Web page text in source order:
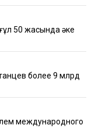
50 жасында әке
более 9 млрд
международного